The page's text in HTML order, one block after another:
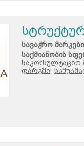
სავაჭრო
საქმიანობის
საკონსულტაციო
დარგში;